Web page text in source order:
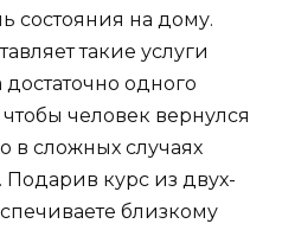
состояния на дому.
такие услуги
достаточно одного
человек вернулся
в сложных случаях
Подарив курс из двух-
близкому